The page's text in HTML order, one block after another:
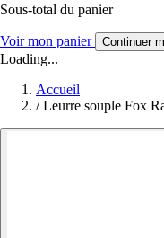
Sous-total du panier
Voir mon panier Continuer
Loading...
Accueil
/ Leurre souple Fox